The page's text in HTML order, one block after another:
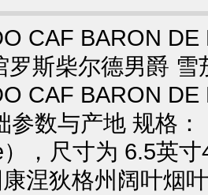
CAF BARON
罗斯柴尔德男爵 雪
CAF BARON
参数与产地 规格
），尺寸为 6.5英
涅狄格州阔叶烟